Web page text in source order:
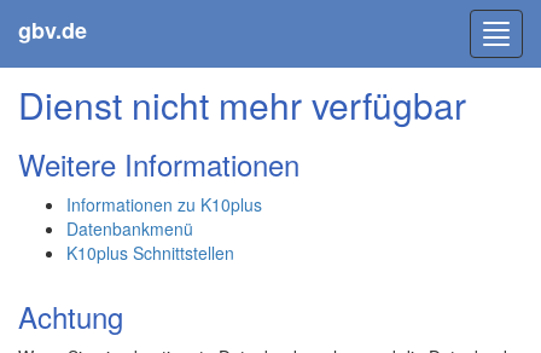
gbv.de
Dienst nicht mehr verfügbar
Weitere Informationen
Informationen zu K10plus
Datenbankmenü
K10plus Schnittstellen
Achtung